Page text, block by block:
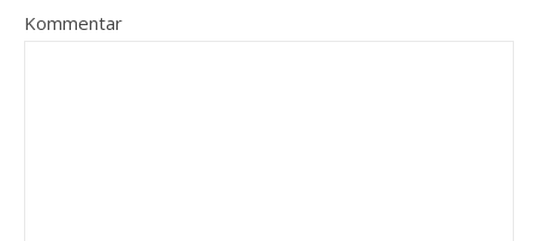
Kommentar